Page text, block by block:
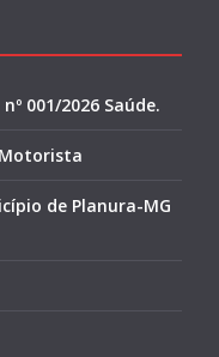
001/2026 Saúde.
Motorista
de Planura-MG